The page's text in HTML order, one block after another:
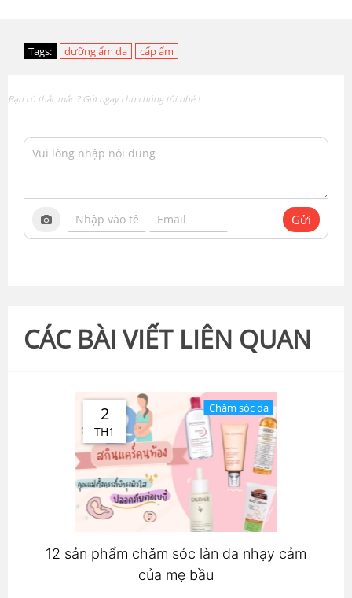
Tags: dưỡng ẩm da cấp ẩm
Bạn có thắc mắc ? Gửi ngay cho chúng tôi nhé !
Gửi
CÁC BÀI VIẾT LIÊN QUAN
2
TH1
Chăm sóc da
12 sản phẩm chăm sóc làn da nhạy cảm
của mẹ bầu